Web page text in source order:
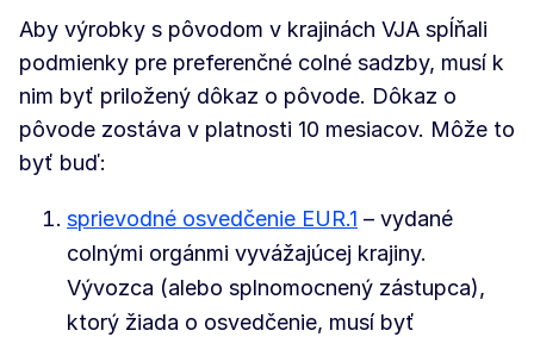
Aby výrobky s pôvodom v krajinách VJA spĺňali
podmienky pre preferenčné colné sadzby, musí k
nim byť priložený dôkaz o pôvode. Dôkaz o
pôvode zostáva v platnosti 10 mesiacov. Môže to
byť buď:
sprievodné osvedčenie EUR.1 – vydané
colnými orgánmi vyvážajúcej krajiny.
Vývozca (alebo splnomocnený zástupca),
ktorý žiada o osvedčenie, musí byť